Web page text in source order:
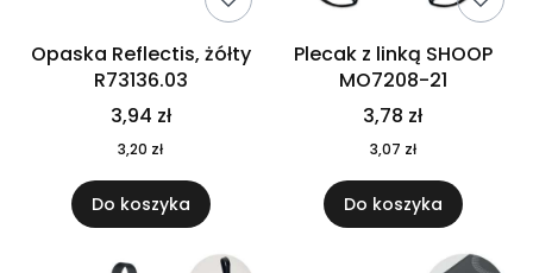
Opaska Reflectis, żółty
R73136.03
3,94 zł
3,20 zł
Do koszyka
Plecak z linką SHOOP
MO7208-21
3,78 zł
3,07 zł
Do koszyka